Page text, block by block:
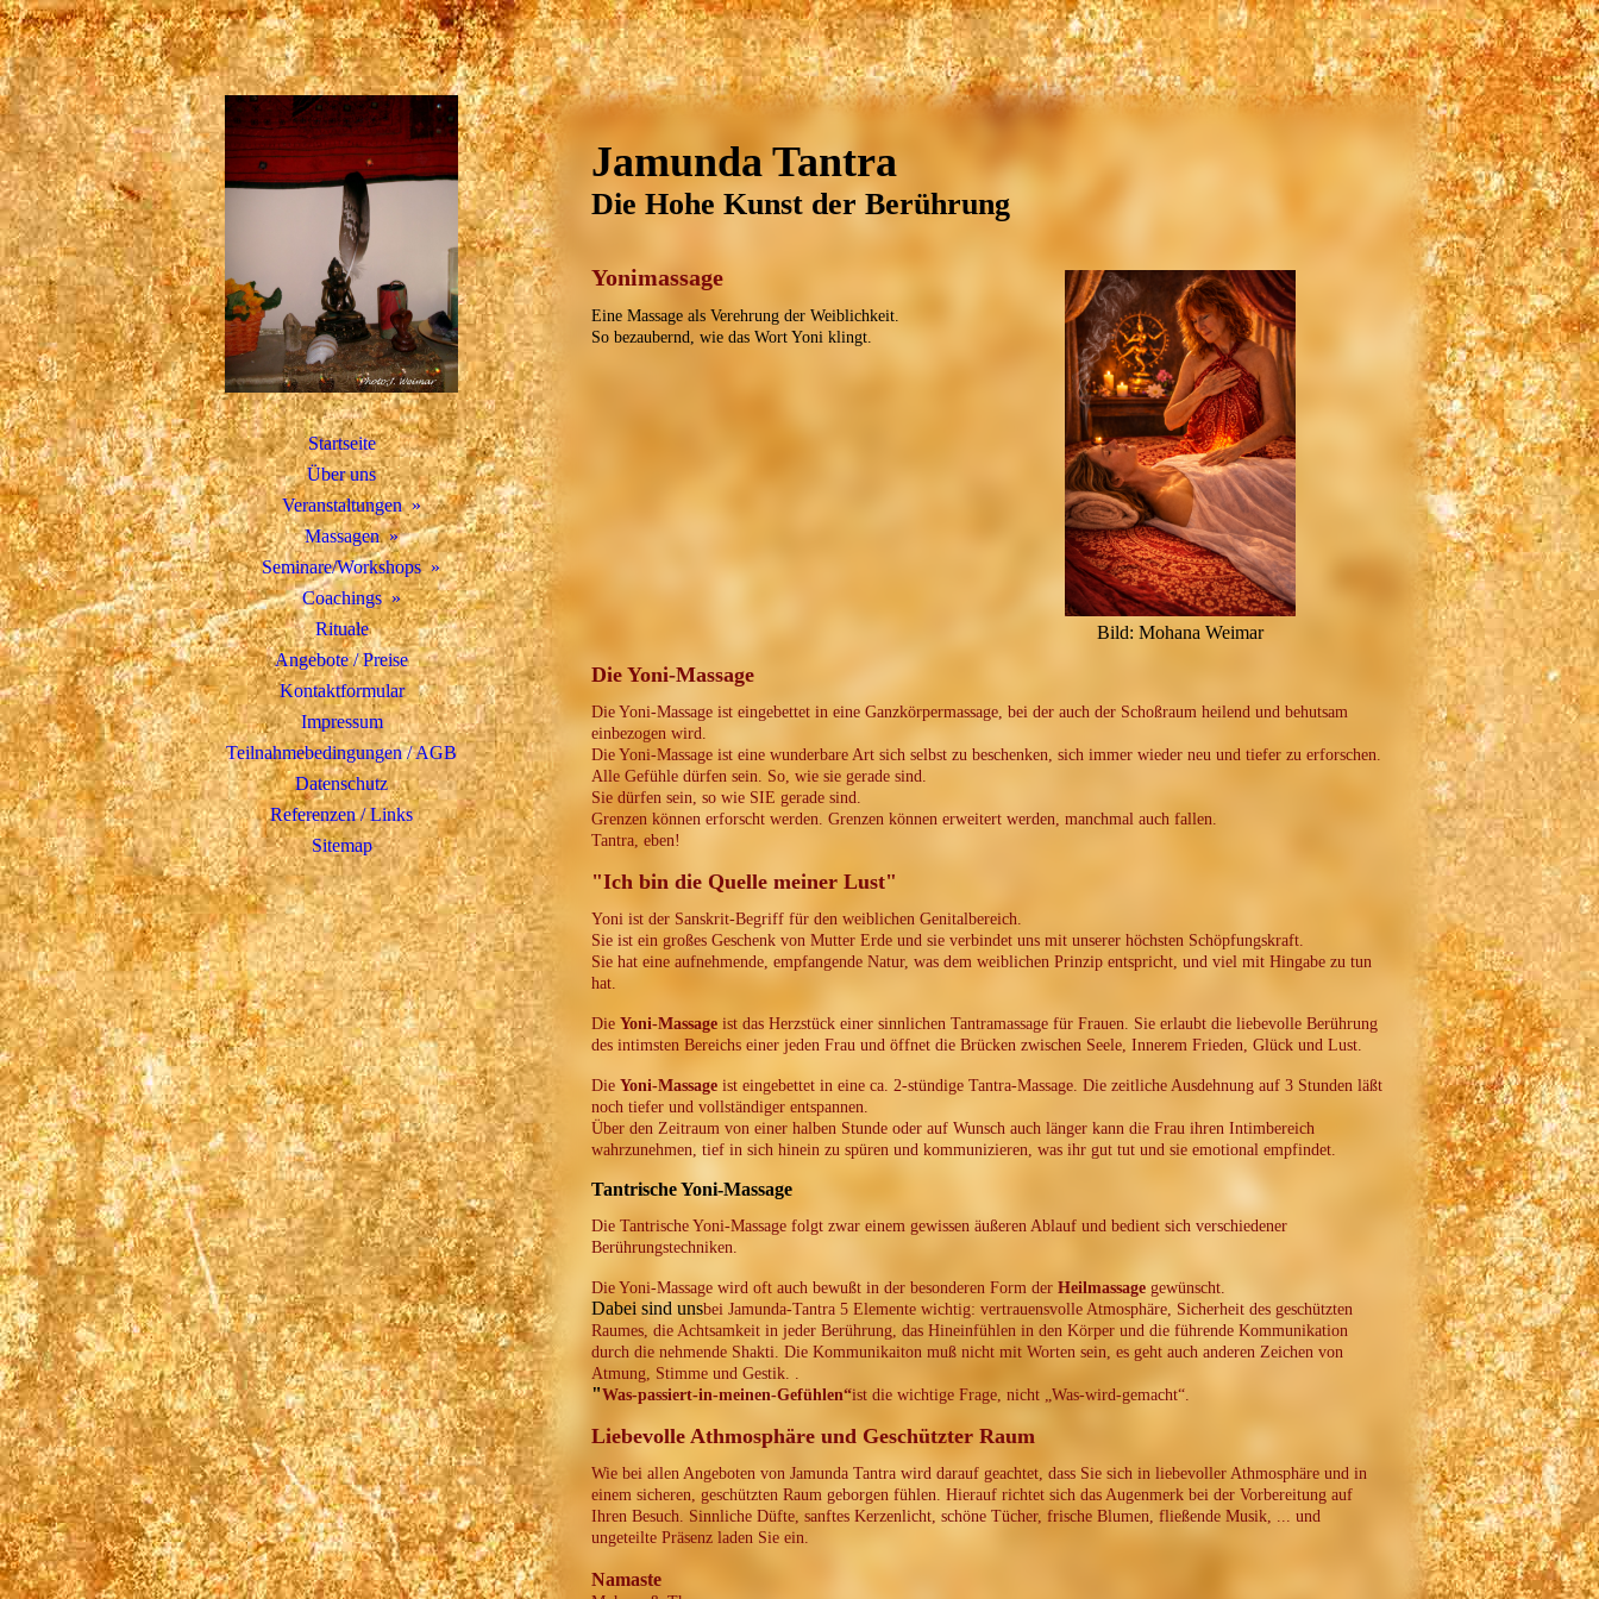
Startseite
Über uns
Veranstaltungen
Massagen
Seminare/Workshops
Coachings
Rituale
Angebote / Preise
Kontaktformular
Impressum
Teilnahmebedingungen / AGB
Datenschutz
Referenzen / Links
Sitemap
Jamunda Tantra
Die Hohe Kunst der Berührung
Yonimassage
Eine Massage als Verehrung der Weiblichkeit.
So bezaubernd, wie das Wort Yoni klingt.
Bild: Mohana Weimar
Die Yoni-Massage
Die Yoni-Massage ist eingebettet in eine Ganzkörpermassage, bei der auch der Schoßraum heilend und behutsam
einbezogen wird.
Die Yoni-Massage ist eine wunderbare Art sich selbst zu beschenken, sich immer wieder neu und tiefer zu erforschen.
Alle Gefühle dürfen sein. So, wie sie gerade sind.
Sie dürfen sein, so wie SIE gerade sind.
Grenzen können erforscht werden. Grenzen können erweitert werden, manchmal auch fallen.
Tantra, eben!
"Ich bin die Quelle meiner Lust"
Yoni ist der Sanskrit-Begriff für den weiblichen Genitalbereich.
Sie ist ein großes Geschenk von Mutter Erde und sie verbindet uns mit unserer höchsten Schöpfungskraft.
Sie hat eine aufnehmende, empfangende Natur, was dem weiblichen Prinzip entspricht, und viel mit Hingabe zu tun
hat.
Die Yoni-Massage ist das Herzstück einer sinnlichen Tantramassage für Frauen. Sie erlaubt die liebevolle Berührung
des intimsten Bereichs einer jeden Frau und öffnet die Brücken zwischen Seele, Innerem Frieden, Glück und Lust.
Die Yoni-Massage ist eingebettet in eine ca. 2-stündige Tantra-Massage. Die zeitliche Ausdehnung auf 3 Stunden läßt
noch tiefer und vollständiger entspannen.
Über den Zeitraum von einer halben Stunde oder auf Wunsch auch länger kann die Frau ihren Intimbereich
wahrzunehmen, tief in sich hinein zu spüren und kommunizieren, was ihr gut tut und sie emotional empfindet.
Tantrische Yoni-Massage
Die Tantrische Yoni-Massage folgt zwar einem gewissen äußeren Ablauf und bedient sich verschiedener
Berührungstechniken.
Die Yoni-Massage wird oft auch bewußt in der besonderen Form der Heilmassage gewünscht.
Dabei sind unsbei Jamunda-Tantra 5 Elemente wichtig: vertrauensvolle Atmosphäre, Sicherheit des geschützten
Raumes, die Achtsamkeit in jeder Berührung, das Hineinfühlen in den Körper und die führende Kommunikation
durch die nehmende Shakti. Die Kommunikaiton muß nicht mit Worten sein, es geht auch anderen Zeichen von
Atmung, Stimme und Gestik. .
"Was-passiert-in-meinen-Gefühlen“ist die wichtige Frage, nicht „Was-wird-gemacht“.
Liebevolle Athmosphäre und Geschützter Raum
Wie bei allen Angeboten von Jamunda Tantra wird darauf geachtet, dass Sie sich in liebevoller Athmosphäre und in
einem sicheren, geschützten Raum geborgen fühlen. Hierauf richtet sich das Augenmerk bei der Vorbereitung auf
Ihren Besuch. Sinnliche Düfte, sanftes Kerzenlicht, schöne Tücher, frische Blumen, fließende Musik, ... und
ungeteilte Präsenz laden Sie ein.
Namaste